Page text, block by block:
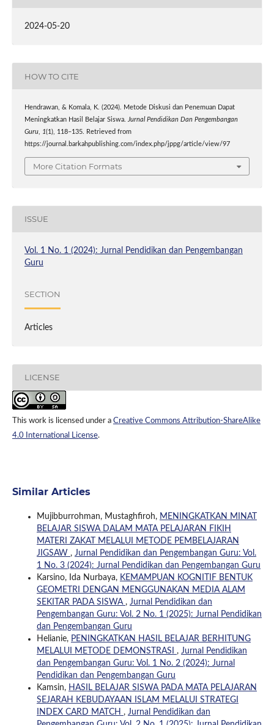
2024-05-20
HOW TO CITE
Hendrawan, & Komala, K. (2024). Metode Diskusi dan Penemuan Dapat
Meningkatkan Hasil Belajar Siswa. Jurnal Pendidikan Dan Pengembangan
Guru, 1(1), 118–135. Retrieved from
https://journal.barkahpublishing.com/index.php/jppg/article/view/97
More Citation Formats
ISSUE
Vol. 1 No. 1 (2024): Jurnal Pendidikan dan Pengembangan
Guru
SECTION
Articles
LICENSE
This work is licensed under a Creative Commons Attribution-ShareAlike
4.0 International License.
Similar Articles
Mujibburrohman, Mustaghfiroh, MENINGKATKAN MINAT
BELAJAR SISWA DALAM MATA PELAJARAN FIKIH
MATERI ZAKAT MELALUI METODE PEMBELAJARAN
JIGSAW , Jurnal Pendidikan dan Pengembangan Guru: Vol.
1 No. 3 (2024): Jurnal Pendidikan dan Pengembangan Guru
Karsino, Ida Nurbaya, KEMAMPUAN KOGNITIF BENTUK
GEOMETRI DENGAN MENGGUNAKAN MEDIA ALAM
SEKITAR PADA SISWA , Jurnal Pendidikan dan
Pengembangan Guru: Vol. 2 No. 1 (2025): Jurnal Pendidikan
dan Pengembangan Guru
Helianie, PENINGKATKAN HASIL BELAJAR BERHITUNG
MELALUI METODE DEMONSTRASI , Jurnal Pendidikan
dan Pengembangan Guru: Vol. 1 No. 2 (2024): Jurnal
Pendidikan dan Pengembangan Guru
Kamsin, HASIL BELAJAR SISWA PADA MATA PELAJARAN
SEJARAH KEBUDAYAAN ISLAM MELALUI STRATEGI
INDEX CARD MATCH , Jurnal Pendidikan dan